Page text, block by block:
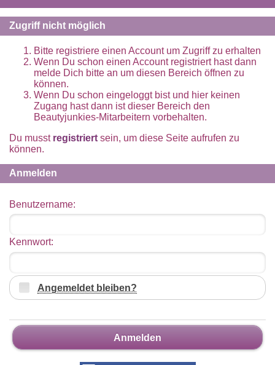
Zugriff nicht möglich
Bitte registriere einen Account um Zugriff zu erhalten
Wenn Du schon einen Account registriert hast dann
melde Dich bitte an um diesen Bereich öffnen zu
können.
Wenn Du schon eingeloggt bist und hier keinen
Zugang hast dann ist dieser Bereich den
Beautyjunkies-Mitarbeitern vorbehalten.
Du musst registriert sein, um diese Seite aufrufen zu
können.
Anmelden
Benutzername:
Kennwort:
Angemeldet bleiben?
Anmelden